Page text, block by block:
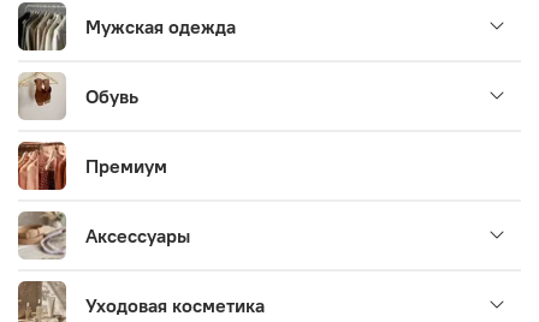
Мужская одежда
Обувь
Премиум
Аксессуары
Уходовая косметика